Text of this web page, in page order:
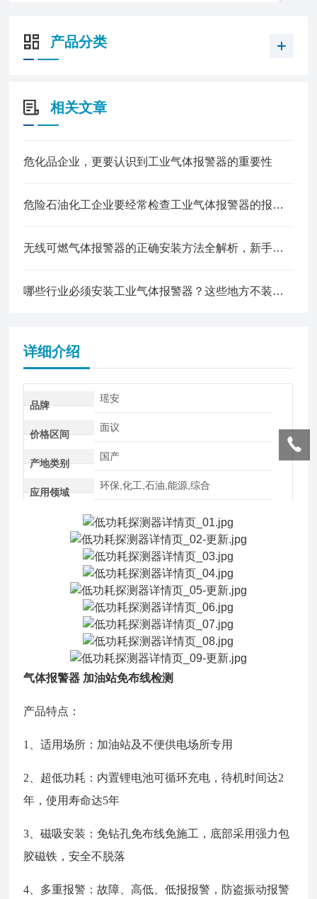
6、遥控操作：红外遥控调试免开盖，便于工作人员
操作，防止误触危险
产品分类
相关文章
危化品企业，更要认识到工业气体报警器的重要性
危险石油化工企业要经常检查工业气体报警器的报警效果
无线可燃气体报警器的正确安装方法全解析，新手也能轻松上手
哪些行业必须安装工业气体报警器？这些地方不装可能违法！
详细介绍
品牌
瑶安
价格区间
面议
产地类别
国产
应用领域
环保,化工,石油,能源,综合
气体报警器 加油站免布线检测
产品特点：
1、适用场所：加油站及不便供电场所专用
2、超低功耗：内置锂电池可循环充电，待机时间达2
年，使用寿命达5年
3、磁吸安装：免钻孔免布线免施工，底部采用强力包
胶磁铁，安全不脱落
4、多重报警：故障、高低、低报报警，防盗振动报警